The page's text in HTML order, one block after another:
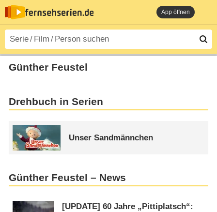
App öffnen
Günther Feustel
Drehbuch in Serien
Unser Sandmännchen
Günther Feustel – News
[UPDATE] 60 Jahre „Pittiplatsch“: